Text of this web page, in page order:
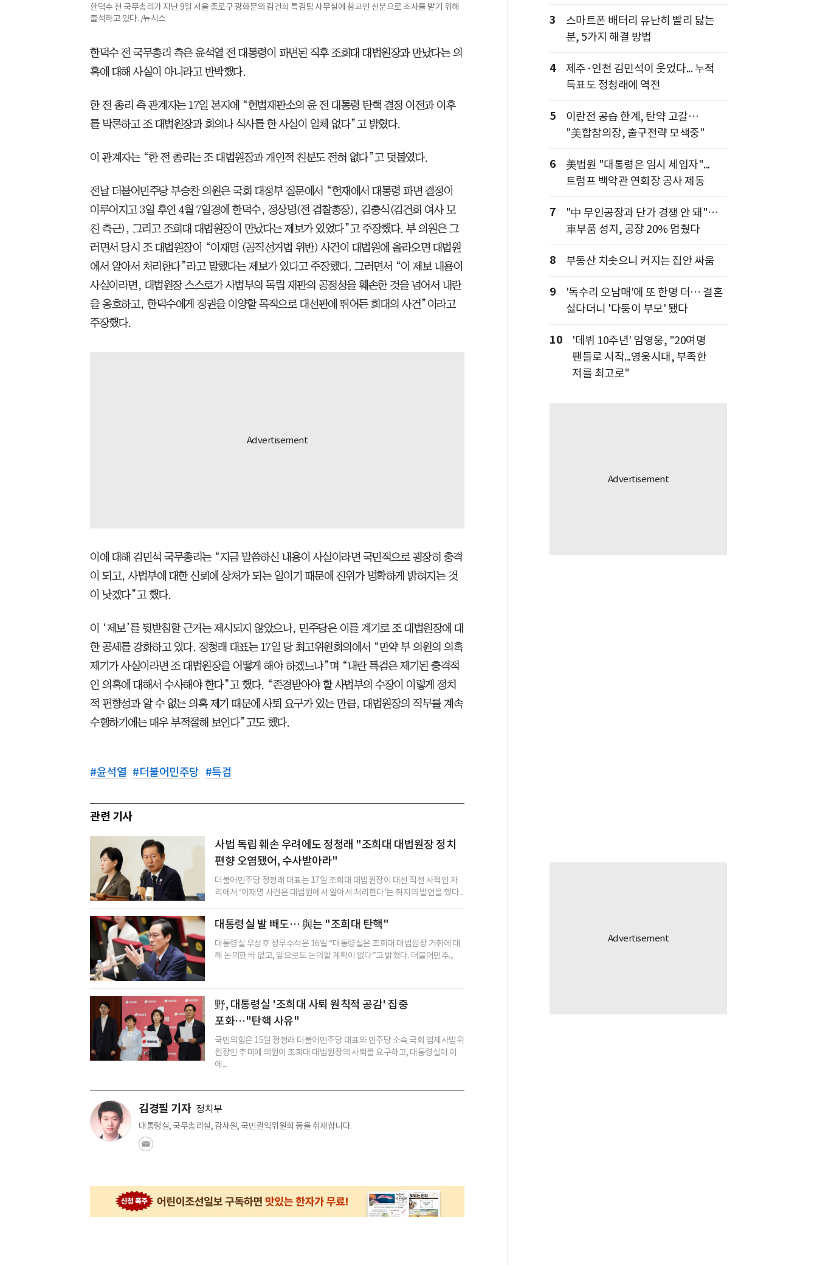
한덕수 전 국무총리가 지난 9일 서울 종로구 광화문의 김건희 특검팀 사무실에 참고인 신분으로 조사를 받기 위해
출석하고 있다. /뉴시스
한덕수 전 국무총리 측은 윤석열 전 대통령이 파면된 직후 조희대 대법원장과 만났다는 의
혹에 대해 사실이 아니라고 반박했다.
한 전 총리 측 관계자는 17일 본지에 “헌법재판소의 윤 전 대통령 탄핵 결정 이전과 이후
를 막론하고 조 대법원장과 회의나 식사를 한 사실이 일체 없다”고 밝혔다.
이 관계자는 “한 전 총리는 조 대법원장과 개인적 친분도 전혀 없다”고 덧붙였다.
전날 더불어민주당 부승찬 의원은 국회 대정부 질문에서 “헌재에서 대통령 파면 결정이
이루어지고 3일 후인 4월 7일경에 한덕수, 정상명(전 검찰총장), 김충식(김건희 여사 모
친 측근), 그리고 조희대 대법원장이 만났다는 제보가 있었다”고 주장했다. 부 의원은 그
러면서 당시 조 대법원장이 “이재명 (공직선거법 위반) 사건이 대법원에 올라오면 대법원
에서 알아서 처리한다”라고 말했다는 제보가 있다고 주장했다. 그러면서 “이 제보 내용이
사실이라면, 대법원장 스스로가 사법부의 독립 재판의 공정성을 훼손한 것을 넘어서 내란
을 옹호하고, 한덕수에게 정권을 이양할 목적으로 대선판에 뛰어든 희대의 사건”이라고
주장했다.
이에 대해 김민석 국무총리는 “지금 말씀하신 내용이 사실이라면 국민적으로 굉장히 충격
이 되고, 사법부에 대한 신뢰에 상처가 되는 일이기 때문에 진위가 명확하게 밝혀지는 것
이 낫겠다”고 했다.
이 ‘제보’를 뒷받침할 근거는 제시되지 않았으나, 민주당은 이를 계기로 조 대법원장에 대
한 공세를 강화하고 있다. 정청래 대표는 17일 당 최고위원회의에서 “만약 부 의원의 의혹
제기가 사실이라면 조 대법원장을 어떻게 해야 하겠느냐”며 “내란 특검은 제기된 충격적
인 의혹에 대해서 수사해야 한다”고 했다. “존경받아야 할 사법부의 수장이 이렇게 정치
적 편향성과 알 수 없는 의혹 제기 때문에 사퇴 요구가 있는 만큼, 대법원장의 직무를 계속
수행하기에는 매우 부적절해 보인다”고도 했다.
#윤석열 #더불어민주당 #특검
관련 기사
사법 독립 훼손 우려에도 정청래 "조희대 대법원장 정치
편향 오염됐어, 수사받아라"
더불어민주당 정청래 대표는 17일 조희대 대법원장이 대선 직전 사적인 자
리에서 ‘이재명 사건은 대법원에서 알아서 처리한다’는 취지의 발언을 했다...
대통령실 발 빼도… 與는 "조희대 탄핵"
대통령실 우상호 정무수석은 16일 “대통령실은 조희대 대법원장 거취에 대
해 논의한 바 없고, 앞으로도 논의할 계획이 없다”고 밝혔다. 더불어민주...
野, 대통령실 '조희대 사퇴 원칙적 공감' 집중
포화…"탄핵 사유"
국민의힘은 15일 정청래 더불어민주당 대표와 민주당 소속 국회 법제사법위
원장인 추미애 의원이 조희대 대법원장의 사퇴를 요구하고, 대통령실이 이
에...
김경필 기자 정치부
대통령실, 국무총리실, 감사원, 국민권익위원회 등을 취재합니다.
3
스마트폰 배터리 유난히 빨리 닳는
분, 5가지 해결 방법
4
제주·인천 김민석이 웃었다... 누적
득표도 정청래에 역전
5
이란전 공습 한계, 탄약 고갈…
"美합참의장, 출구전략 모색중"
6
美법원 "대통령은 임시 세입자"...
트럼프 백악관 연회장 공사 제동
7
"中 무인공장과 단가 경쟁 안 돼"…
車부품 성지, 공장 20% 멈췄다
8 부동산 치솟으니 커지는 집안 싸움
9
'독수리 오남매'에 또 한명 더… 결혼
싫다더니 '다둥이 부모' 됐다
10
'데뷔 10주년' 임영웅, "20여명
팬들로 시작...영웅시대, 부족한
저를 최고로"